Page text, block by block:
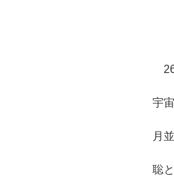
26
宇
月
聡